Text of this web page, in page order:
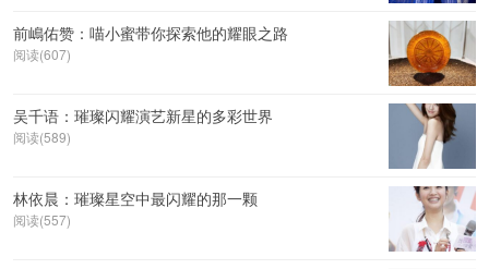
前嶋佑赞：喵小蜜带你探索他的耀眼之路
阅读(607)
吴千语：璀璨闪耀演艺新星的多彩世界
阅读(589)
林依晨：璀璨星空中最闪耀的那一颗
阅读(557)